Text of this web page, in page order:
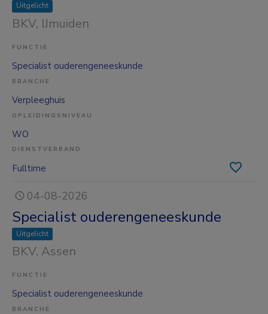
Uitgelicht
BKV, IJmuiden
FUNCTIE
Specialist ouderengeneeskunde
BRANCHE
Verpleeghuis
OPLEIDINGSNIVEAU
WO
DIENSTVERBAND
Fulltime
04-08-2026
Specialist ouderengeneeskunde
Uitgelicht
BKV, Assen
FUNCTIE
Specialist ouderengeneeskunde
BRANCHE